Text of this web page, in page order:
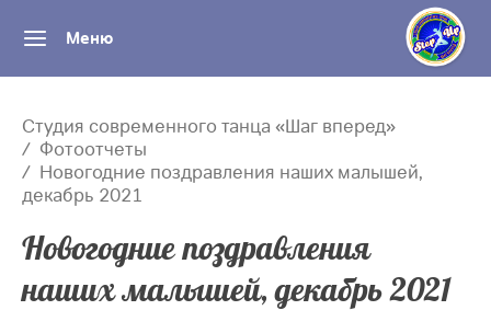
Меню
Студия современного танца «Шаг вперед»
Фотоотчеты
Новогодние поздравления наших малышей,
декабрь 2021
Новогодние поздравления
наших малышей, декабрь 2021